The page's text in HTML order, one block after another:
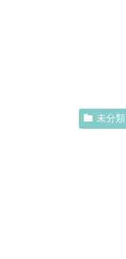
未分類